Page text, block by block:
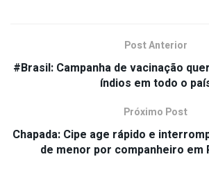
Post Anterior
#Brasil: Campanha de vacinação
índios em todo o
Próximo Post
Chapada: Cipe age rápido e
de menor por companheiro em